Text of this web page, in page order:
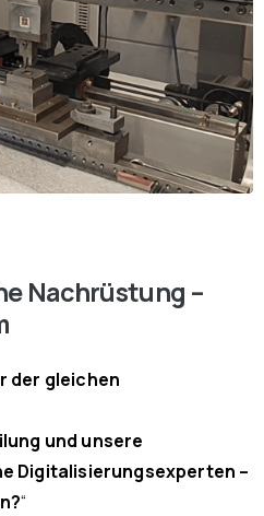
Nachrüstung –
der gleichen
und unsere
Digitalisierungsexperten –
“